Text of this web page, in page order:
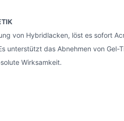
von Hybridlacken, löst es sofort
unterstützt das Abnehmen von
Wirksamkeit.